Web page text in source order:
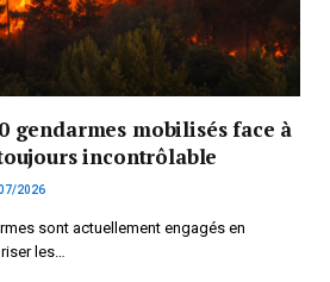
gendarmes mobilisés face à
incontrôlable
2026
sont actuellement engagés en
les…